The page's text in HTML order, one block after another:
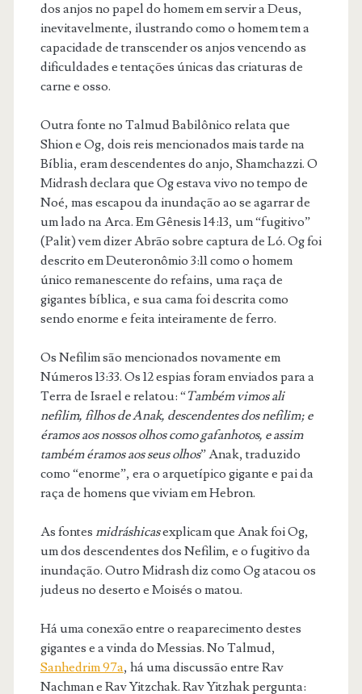
dos anjos no papel do homem em servir a Deus,
inevitavelmente, ilustrando como o homem tem a
capacidade de transcender os anjos vencendo as
dificuldades e tentações únicas das criaturas de
carne e osso.
Outra fonte no Talmud Babilônico relata que
Shion e Og, dois reis mencionados mais tarde na
Bíblia, eram descendentes do anjo, Shamchazzi. O
Midrash declara que Og estava vivo no tempo de
Noé, mas escapou da inundação ao se agarrar de
um lado na Arca. Em Gênesis 14:13, um “fugitivo”
(Palit) vem dizer Abrão sobre captura de Ló. Og foi
descrito em Deuteronômio 3:11 como o homem
único remanescente do refains, uma raça de
gigantes bíblica, e sua cama foi descrita como
sendo enorme e feita inteiramente de ferro.
Os Nefilim são mencionados novamente em
Números 13:33. Os 12 espias foram enviados para a
Terra de Israel e relatou: “Também vimos ali
nefilim, filhos de Anak, descendentes dos nefilim; e
éramos aos nossos olhos como gafanhotos, e assim
também éramos aos seus olhos” Anak, traduzido
como “enorme”, era o arquetípico gigante e pai da
raça de homens que viviam em Hebron.
As fontes midráshicasexplicam que Anak foi Og,
um dos descendentes dos Nefilim, e o fugitivo da
inundação. Outro Midrash diz como Og atacou os
judeus no deserto e Moisés o matou.
Há uma conexão entre o reaparecimento destes
gigantes e a vinda do Messias. No Talmud,
Sanhedrim 97a, há uma discussão entre Rav
Nachman e Rav Yitzchak. Rav Yitzhak pergunta: